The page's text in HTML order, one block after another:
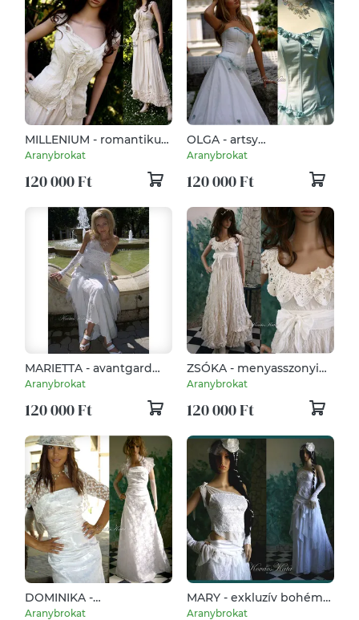
MILLENIUM - romantikus
design-ruha
Aranybrokat
120 000 Ft
OLGA - artsy
menyasszonyi ruha
Aranybrokat
120 000 Ft
MARIETTA - avantgard
menyasszonyi ruha
Aranybrokat
120 000 Ft
ZSÓKA - menyasszonyi
tündér-ruha - alternatív
esküvőre
Aranybrokat
120 000 Ft
DOMINIKA -
menyasszonyi ruha
Aranybrokat
MARY - exkluzív bohém
menyasszonyi ruha
Aranybrokat